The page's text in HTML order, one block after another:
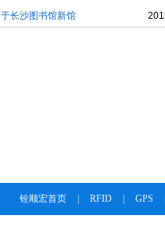
长沙图书馆新馆
铨顺宏首页 RFID GPS